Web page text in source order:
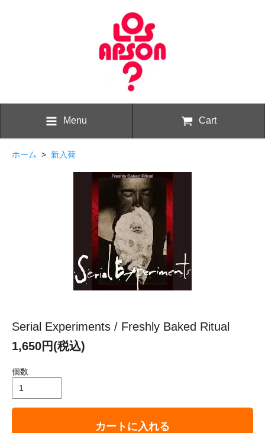
Menu Cart
ホーム > 新入荷
Serial Experiments / Freshly Baked Ritual
1,650円(税込)
個数
カートに入れる